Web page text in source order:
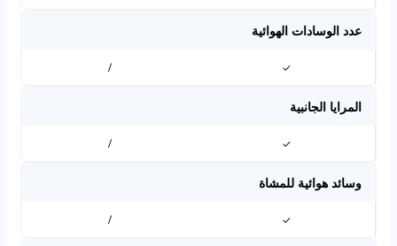
عدد الوسادات الهوائية
✓
/
المرايا الجانبية
✓
/
وسائد هوائية للمشاة
✓
/